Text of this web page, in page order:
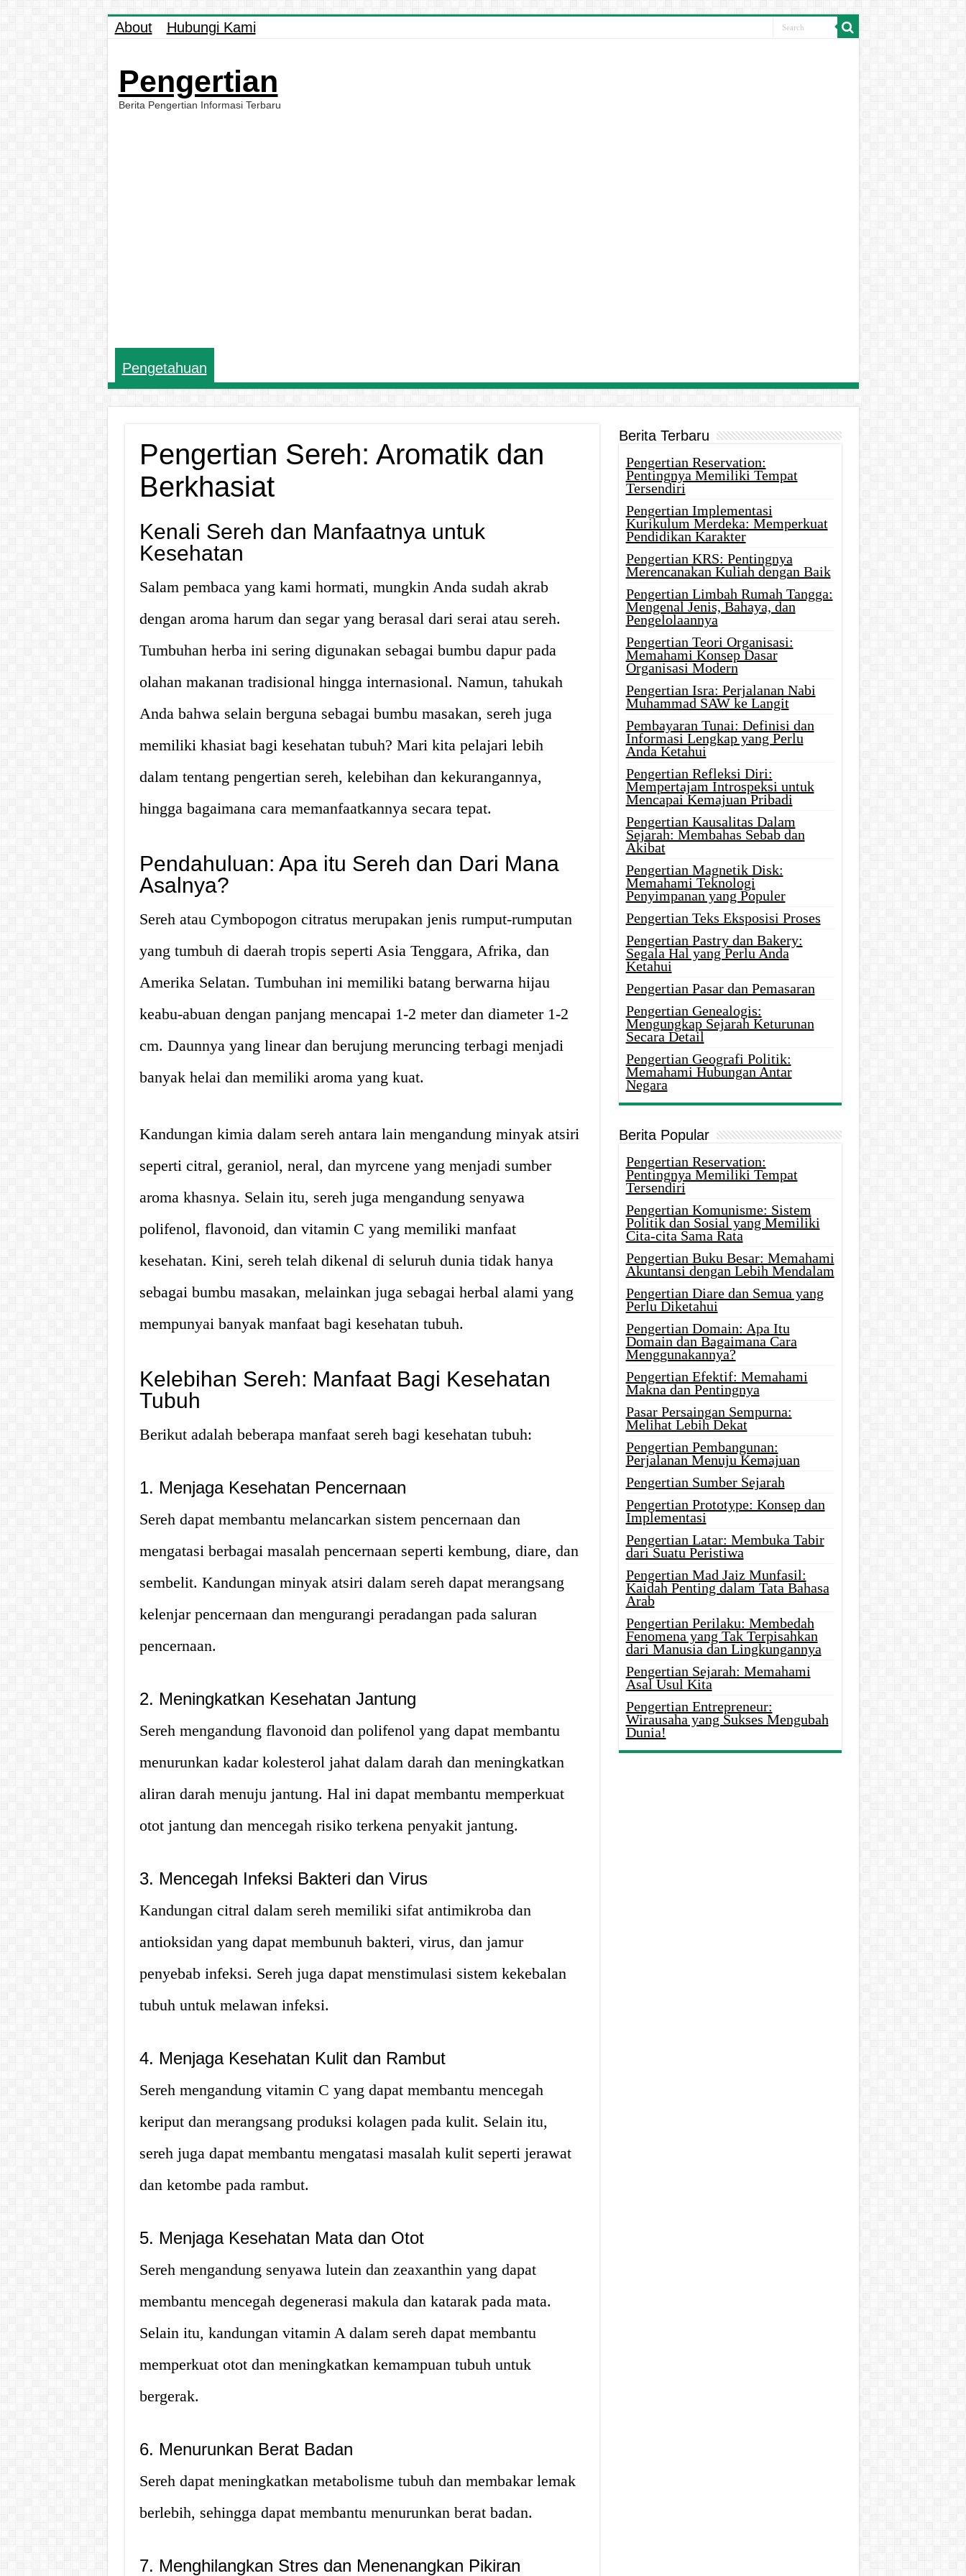
About Hubungi Kami
Pengertian
Berita Pengertian Informasi Terbaru
Pengetahuan
Pengertian Sereh: Aromatik dan
Berkhasiat
Kenali Sereh dan Manfaatnya untuk
Kesehatan
Salam pembaca yang kami hormati, mungkin Anda sudah akrab
dengan aroma harum dan segar yang berasal dari serai atau sereh.
Tumbuhan herba ini sering digunakan sebagai bumbu dapur pada
olahan makanan tradisional hingga internasional. Namun, tahukah
Anda bahwa selain berguna sebagai bumbu masakan, sereh juga
memiliki khasiat bagi kesehatan tubuh? Mari kita pelajari lebih
dalam tentang pengertian sereh, kelebihan dan kekurangannya,
hingga bagaimana cara memanfaatkannya secara tepat.
Pendahuluan: Apa itu Sereh dan Dari Mana
Asalnya?
Sereh atau Cymbopogon citratus merupakan jenis rumput-rumputan
yang tumbuh di daerah tropis seperti Asia Tenggara, Afrika, dan
Amerika Selatan. Tumbuhan ini memiliki batang berwarna hijau
keabu-abuan dengan panjang mencapai 1-2 meter dan diameter 1-2
cm. Daunnya yang linear dan berujung meruncing terbagi menjadi
banyak helai dan memiliki aroma yang kuat.
Kandungan kimia dalam sereh antara lain mengandung minyak atsiri
seperti citral, geraniol, neral, dan myrcene yang menjadi sumber
aroma khasnya. Selain itu, sereh juga mengandung senyawa
polifenol, flavonoid, dan vitamin C yang memiliki manfaat
kesehatan. Kini, sereh telah dikenal di seluruh dunia tidak hanya
sebagai bumbu masakan, melainkan juga sebagai herbal alami yang
mempunyai banyak manfaat bagi kesehatan tubuh.
Kelebihan Sereh: Manfaat Bagi Kesehatan
Tubuh
Berikut adalah beberapa manfaat sereh bagi kesehatan tubuh:
1. Menjaga Kesehatan Pencernaan
Sereh dapat membantu melancarkan sistem pencernaan dan
mengatasi berbagai masalah pencernaan seperti kembung, diare, dan
sembelit. Kandungan minyak atsiri dalam sereh dapat merangsang
kelenjar pencernaan dan mengurangi peradangan pada saluran
pencernaan.
2. Meningkatkan Kesehatan Jantung
Sereh mengandung flavonoid dan polifenol yang dapat membantu
menurunkan kadar kolesterol jahat dalam darah dan meningkatkan
aliran darah menuju jantung. Hal ini dapat membantu memperkuat
otot jantung dan mencegah risiko terkena penyakit jantung.
3. Mencegah Infeksi Bakteri dan Virus
Kandungan citral dalam sereh memiliki sifat antimikroba dan
antioksidan yang dapat membunuh bakteri, virus, dan jamur
penyebab infeksi. Sereh juga dapat menstimulasi sistem kekebalan
tubuh untuk melawan infeksi.
4. Menjaga Kesehatan Kulit dan Rambut
Sereh mengandung vitamin C yang dapat membantu mencegah
keriput dan merangsang produksi kolagen pada kulit. Selain itu,
sereh juga dapat membantu mengatasi masalah kulit seperti jerawat
dan ketombe pada rambut.
5. Menjaga Kesehatan Mata dan Otot
Sereh mengandung senyawa lutein dan zeaxanthin yang dapat
membantu mencegah degenerasi makula dan katarak pada mata.
Selain itu, kandungan vitamin A dalam sereh dapat membantu
memperkuat otot dan meningkatkan kemampuan tubuh untuk
bergerak.
6. Menurunkan Berat Badan
Sereh dapat meningkatkan metabolisme tubuh dan membakar lemak
berlebih, sehingga dapat membantu menurunkan berat badan.
7. Menghilangkan Stres dan Menenangkan Pikiran
Berita Terbaru
Pengertian Reservation:
Pentingnya Memiliki Tempat
Tersendiri
Pengertian Implementasi
Kurikulum Merdeka: Memperkuat
Pendidikan Karakter
Pengertian KRS: Pentingnya
Merencanakan Kuliah dengan Baik
Pengertian Limbah Rumah Tangga:
Mengenal Jenis, Bahaya, dan
Pengelolaannya
Pengertian Teori Organisasi:
Memahami Konsep Dasar
Organisasi Modern
Pengertian Isra: Perjalanan Nabi
Muhammad SAW ke Langit
Pembayaran Tunai: Definisi dan
Informasi Lengkap yang Perlu
Anda Ketahui
Pengertian Refleksi Diri:
Mempertajam Introspeksi untuk
Mencapai Kemajuan Pribadi
Pengertian Kausalitas Dalam
Sejarah: Membahas Sebab dan
Akibat
Pengertian Magnetik Disk:
Memahami Teknologi
Penyimpanan yang Populer
Pengertian Teks Eksposisi Proses
Pengertian Pastry dan Bakery:
Segala Hal yang Perlu Anda
Ketahui
Pengertian Pasar dan Pemasaran
Pengertian Genealogis:
Mengungkap Sejarah Keturunan
Secara Detail
Pengertian Geografi Politik:
Memahami Hubungan Antar
Negara
Berita Popular
Pengertian Reservation:
Pentingnya Memiliki Tempat
Tersendiri
Pengertian Komunisme: Sistem
Politik dan Sosial yang Memiliki
Cita-cita Sama Rata
Pengertian Buku Besar: Memahami
Akuntansi dengan Lebih Mendalam
Pengertian Diare dan Semua yang
Perlu Diketahui
Pengertian Domain: Apa Itu
Domain dan Bagaimana Cara
Menggunakannya?
Pengertian Efektif: Memahami
Makna dan Pentingnya
Pasar Persaingan Sempurna:
Melihat Lebih Dekat
Pengertian Pembangunan:
Perjalanan Menuju Kemajuan
Pengertian Sumber Sejarah
Pengertian Prototype: Konsep dan
Implementasi
Pengertian Latar: Membuka Tabir
dari Suatu Peristiwa
Pengertian Mad Jaiz Munfasil:
Kaidah Penting dalam Tata Bahasa
Arab
Pengertian Perilaku: Membedah
Fenomena yang Tak Terpisahkan
dari Manusia dan Lingkungannya
Pengertian Sejarah: Memahami
Asal Usul Kita
Pengertian Entrepreneur:
Wirausaha yang Sukses Mengubah
Dunia!